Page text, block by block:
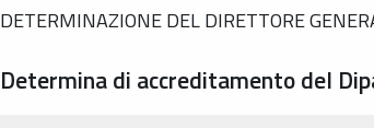
DETERMINAZIONE DEL DIRETTORE
Determina di accreditamento del